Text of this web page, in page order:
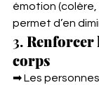
émotion
permet d’en
3. Renforcer
corps
➡ Les